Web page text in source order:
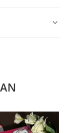
chính xác.